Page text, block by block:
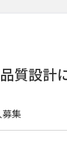
質設計
集